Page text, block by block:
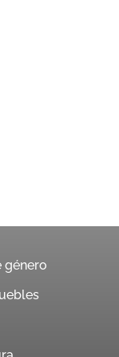
género